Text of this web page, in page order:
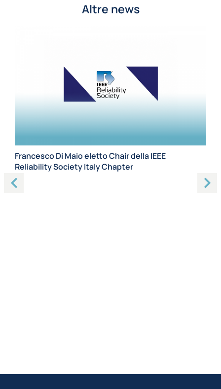
Altre news
Francesco Di Maio eletto Chair della IEEE
Reliability Society Italy Chapter